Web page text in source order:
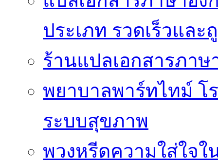
ประเภท รวดเร็วและ
ร้านแปลเอกสารภา
พยาบาลพาร์ทไทม์ โ
ระบบสุขภาพ
พวงหรีดความใส่ใจใ